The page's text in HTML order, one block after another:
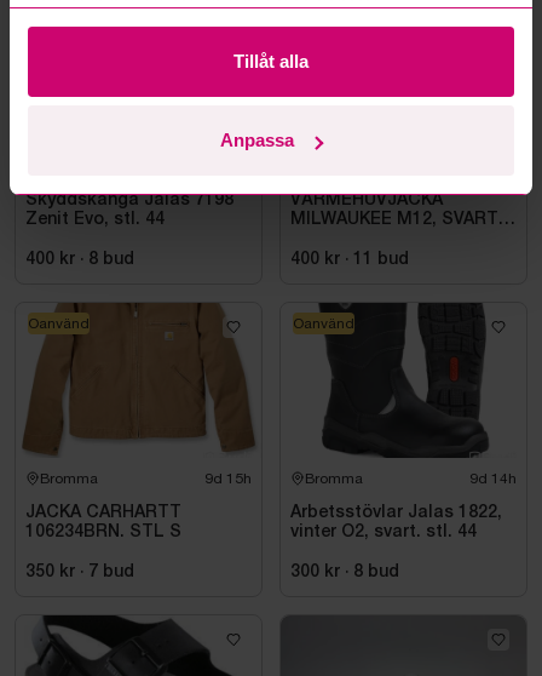
Tillåt alla
Anpassa
Skyddskänga Jalas 7198
Zenit Evo, stl. 44
400 kr · 8 bud
Oanvänd
VÄRMEHUVJACKA
MILWAUKEE M12, SVART
400 kr · 11 bud
Oanvänd
Bromma 9d 15h
JACKA CARHARTT
106234BRN. STL S
350 kr · 7 bud
Oanvänd
Bromma 9d 14h
Arbetsstövlar Jalas 1822,
vinter O2, svart. stl. 44
300 kr · 8 bud
Oanvänd